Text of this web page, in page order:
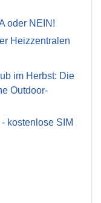
oder NEIN!
Heizzentralen
im Herbst: Die
Outdoor-
kostenlose SIM